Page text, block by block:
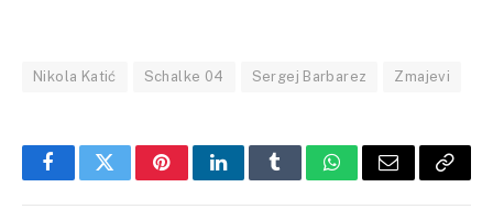
Nikola Katić Schalke 04 Sergej Barbarez Zmajevi
FacebookTwitterPinterestLinkedInTumblrWhatsApp
Email Copy